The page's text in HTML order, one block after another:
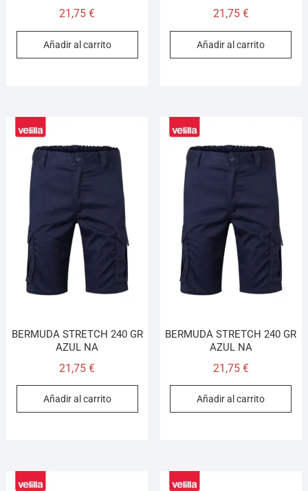
21,75€
Añadir al carrito
21,75 €
Añadir al carrito
BERMUDA STRETCH 240 GR
AZUL NA
21,75€
Añadir al carrito
BERMUDA STRETCH 240 GR
AZUL NA
21,75 €
Añadir al carrito